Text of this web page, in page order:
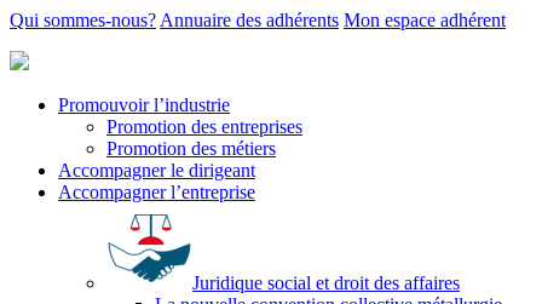
Qui sommes-nous? Annuaire des adhérents Mon espace adhérent
Promouvoir l’industrie
Promotion des entreprises
Promotion des métiers
Accompagner le dirigeant
Accompagner l’entreprise
Juridique social et droit des affaires